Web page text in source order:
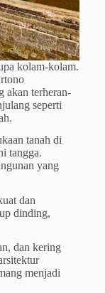
kolam-kolam.
akan terheran-
seperti
tanah di
tangga.
yang
dan
dinding,
dan kering
menjadi